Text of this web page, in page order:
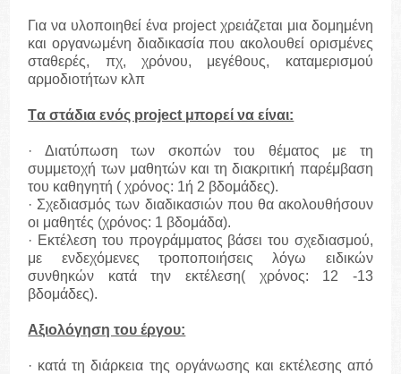
Για να υλοποιηθεί ένα project χρειάζεται μια δομημένη
και οργανωμένη διαδικασία που ακολουθεί ορισμένες
σταθερές, πχ, χρόνου, μεγέθους, καταμερισμού
αρμοδιοτήτων κλπ
Tα στάδια ενός project μπορεί να είναι:
· Διατύπωση των σκοπών του θέματος με τη
συμμετοχή των μαθητών και τη διακριτική παρέμβαση
του καθηγητή ( χρόνος: 1ή 2 βδομάδες).
· Σχεδιασμός των διαδικασιών που θα ακολουθήσουν
οι μαθητές (χρόνος: 1 βδομάδα).
· Εκτέλεση του προγράμματος βάσει του σχεδιασμού,
με ενδεχόμενες τροποποιήσεις λόγω ειδικών
συνθηκών κατά την εκτέλεση( χρόνος: 12 -13
βδομάδες).
Αξιολόγηση του έργου:
· κατά τη διάρκεια της οργάνωσης και εκτέλεσης από